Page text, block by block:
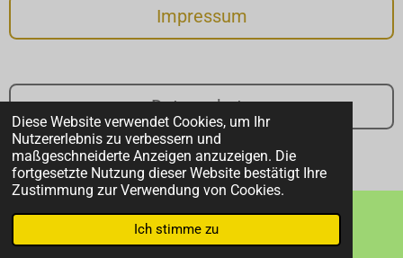
Diese Website verwendet Cookies, um Ihr
Nutzererlebnis zu verbessern und
maßgeschneiderte Anzeigen anzuzeigen. Die
fortgesetzte Nutzung dieser Website bestätigt Ihre
Zustimmung zur Verwendung von Cookies.
Ich stimme zu
Impressum
Datenschutz
© 2026 Alexandra Scherer - Autorin
Mit Unterstützung vonWebador